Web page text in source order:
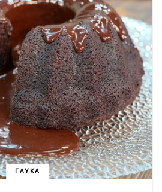
ΓΛΥΚΑ